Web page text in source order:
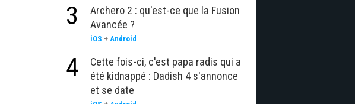
3
Archero 2 : qu'est-ce que la Fusion
Avancée ?
iOS + Android
4
Cette fois-ci, c'est papa radis qui a
été kidnappé : Dadish 4 s'annonce
et se date